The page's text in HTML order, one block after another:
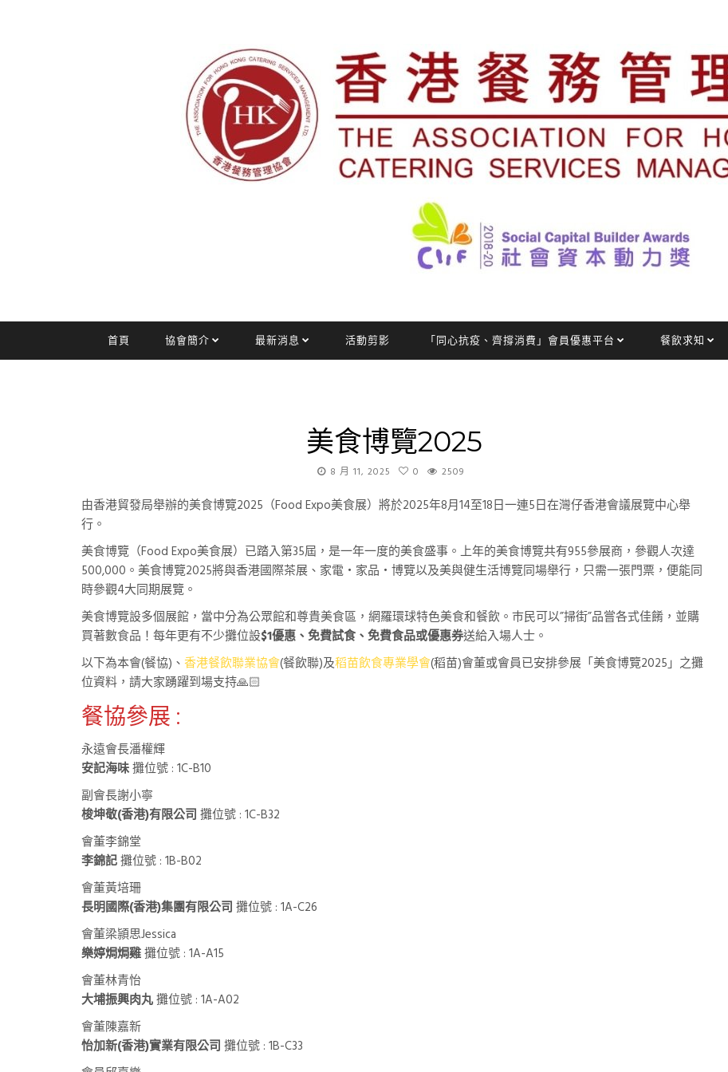
首頁 協會簡介 最新消息 活動剪影 「同心抗疫、齊撐消費」會員優惠平台 餐飲求知
美食博覽2025
8 月 11, 2025 0 2509
由香港貿發局舉辦的美食博覽2025（Food Expo美食展）將於2025年8月14至18日一連5日在灣仔香港會議展覽中心舉
行。
美食博覽（Food Expo美食展）已踏入第35屆，是一年一度的美食盛事。上年的美食博覽共有955參展商，參觀人次達
500,000。美食博覽2025將與香港國際茶展、家電‧家品‧博覽以及美與健生活博覽同場舉行，只需一張門票，便能同
時參觀4大同期展覽。
美食博覽設多個展館，當中分為公眾館和尊貴美食區，網羅環球特色美食和餐飲。巿民可以”掃街”品嘗各式佳餚，並購
買著數食品！每年更有不少攤位設$1優惠、免費試食、免費食品或優惠券送給入場人士。
以下為本會(餐協)、 香港餐飲聯業協會(餐飲聯)及稻苗飲食專業學會(稻苗)會董或會員已安排參展「美食博覽2025」之攤
位資料，請大家踴躍到場支持🙏🏻
餐協參展 :
永遠會長潘權輝
安記海味攤位號 : 1C-B10
副會長謝小寧
梭坤敬(香港)有限公司 攤位號 : 1C-B32
會董李錦堂
李錦記攤位號 : 1B-B02
會董黃培珊
長明國際(香港)集團有限公司 攤位號 : 1A-C26
會董梁頴思Jessica
樂婷焗焗雞攤位號 : 1A-A15
會董林青怡
大埔振興肉丸攤位號 : 1A-A02
會董陳嘉新
怡加新(香港)實業有限公司 攤位號 : 1B-C33